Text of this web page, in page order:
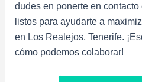
dudes en ponerte en
listos para ayudarte a
en Los Realejos, Tenerife.
cómo podemos colaborar!